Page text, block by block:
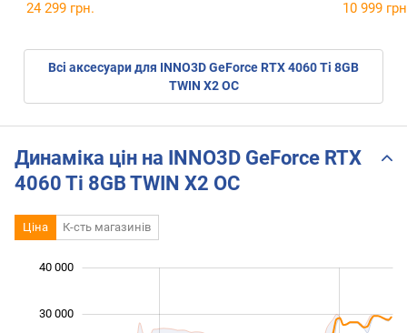
24 299 грн.
10 999
Всі аксесуари для INNO3D GeForce RTX 4060 Ti 8GB
TWIN X2 OC
Динаміка цін на INNO3D GeForce RTX
4060 Ti 8GB TWIN X2 OC
Ціна К-сть магазинів
30 000
40 000